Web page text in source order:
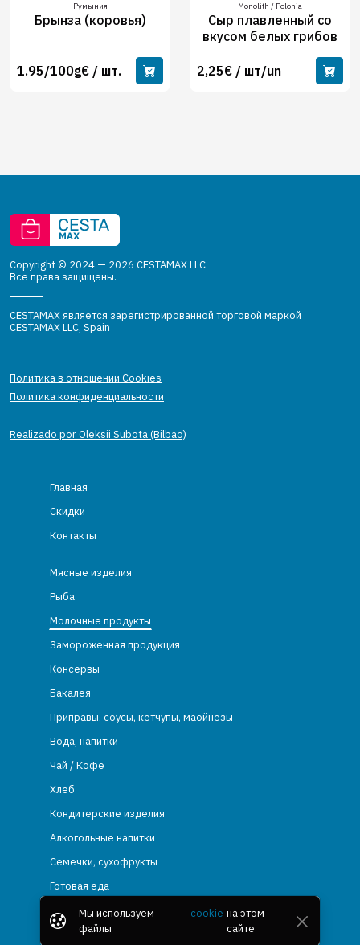
Мы используем
файлы
cookie на этом
сайте
Румыния
Брынза (коровья)
1.95/100g€ / шт.
Monolith / Polonia
Сыр плавленный со
вкусом белых грибов
2,25€ / шт/un
Copyright © 2024 — 2026 CESTAMAX LLC
Все права защищены.
CESTAMAX является зарегистрированной торговой маркой
CESTAMAX LLC, Spain
Политика в отношении Cookies
Политика конфиденциальности
Realizado por Oleksii Subota (Bilbao)
Главная
Скидки
Контакты
Мясные изделия
Рыба
Молочные продукты
Замороженная продукция
Консервы
Бакалея
Приправы, соусы, кетчупы, маойнезы
Вода, напитки
Чай / Кофе
Хлеб
Кондитерские изделия
Алкогольные напитки
Семечки, сухофрукты
Готовая еда